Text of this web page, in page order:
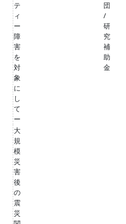
テ
ィ
ー
障
害
を
対
象
に
し
て
ー
団
/
研
究
補
助
金
大
規
模
災
害
後
の
震
災